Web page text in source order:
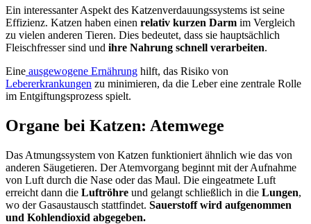
Ein interessanter Aspekt des Katzenverdauungssystems ist seine
Effizienz. Katzen haben einen relativ kurzen Darm im Vergleich
zu vielen anderen Tieren. Dies bedeutet, dass sie hauptsächlich
Fleischfresser sind und ihre Nahrung schnell verarbeiten.
Eine ausgewogene Ernährung hilft, das Risiko von
Lebererkrankungen zu minimieren, da die Leber eine zentrale Rolle
im Entgiftungsprozess spielt.
Organe bei Katzen: Atemwege
Das Atmungssystem von Katzen funktioniert ähnlich wie das von
anderen Säugetieren. Der Atemvorgang beginnt mit der Aufnahme
von Luft durch die Nase oder das Maul. Die eingeatmete Luft
erreicht dann die Luftröhre und gelangt schließlich in die Lungen,
wo der Gasaustausch stattfindet. Sauerstoff wird aufgenommen
und Kohlendioxid abgegeben.